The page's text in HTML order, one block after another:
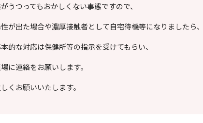
うつってもおかしくない事態ですので、
が出た場合や濃厚接触者として自宅待機等になりましたら、
的な対応は保健所等の指示を受けてもらい、
に連絡をお願いします。
くお願いいたします。